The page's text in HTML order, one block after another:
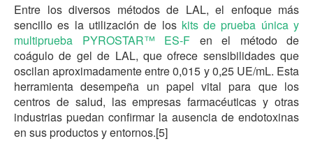
Entre los diversos métodos de LAL, el enfoque más
sencillo es la utilización de los kits de prueba única y
multiprueba PYROSTAR™ ES-F en el método de
coágulo de gel de LAL, que ofrece sensibilidades que
oscilan aproximadamente entre 0,015 y 0,25 UE/mL. Esta
herramienta desempeña un papel vital para que los
centros de salud, las empresas farmacéuticas y otras
industrias puedan confirmar la ausencia de endotoxinas
en sus productos y entornos.[5]